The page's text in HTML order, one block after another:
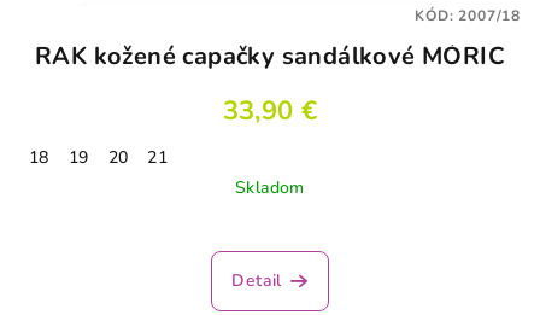
RAK kožené capačky sandálkové MÓRIC
33,90 €
18 19 20
21
Skladom
Detail
KÓD:2007/18